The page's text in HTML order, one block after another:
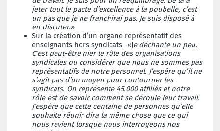
jeter tout le pacte d’excellence à la poubelle, c’est
un pas que je ne franchirai pas. Je suis disposé à
en discuter.»
Sur la création d’un organe représentatif des
enseignants hors syndicats -«Je déchante un peu.
C’est peut-être nier le rôle des organisations
syndicales ou considérer que nous ne sommes pas
représentatifs de notre personnel. J’espère qu’il ne
s’agit pas d’un moyen pour contourner les
syndicats. On représente 45.000 affiliés et notre
rôle est de savoir comment se déroule leur travail.
J’espère que cette centaine de personnes qu’elle
souhaite réunir dira la même chose que ce qui
nous revient lorsque nous interrogeons nos